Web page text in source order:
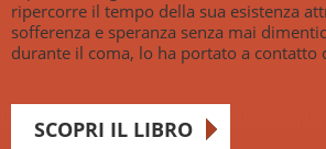
ripercorre il tempo della sua esistenza
sofferenza e speranza senza mai
durante il coma, lo ha portato a
SCOPRI IL LIBRO